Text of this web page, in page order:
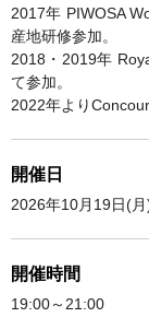
2017年 PIWOSA
産地研修参加。
2018・2019年
て参加。
2022年より
開催日
2026年10月19日(月
開催時間
19:00～21:00